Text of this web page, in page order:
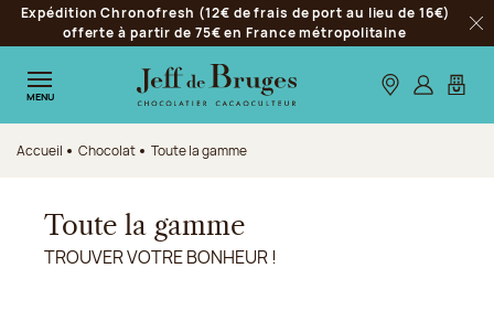
Aller à la navigation
Aller au contenu principal
Aller au pied de page
Expédition Chronofresh (12€ de frais de port au lieu de 16€)
offerte à partir de 75€ en France métropolitaine
MENU Nos boutiques
S’identifier
Mon
Accueil Chocolat Toute la gamme
Toute la gamme
TROUVER VOTRE BONHEUR !